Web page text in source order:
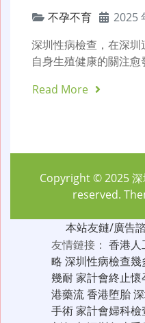
不孕不育 2025
深圳性病檢查，在深
自身生殖健康的關注
Read More
Copyright © 2025
reserved.
本站友鏈/廣告
友情鏈接： 香港人
略 深圳性病檢查幾
幾耐家計會終止懷
港藥流香港堕胎
手術家計會婦科檢